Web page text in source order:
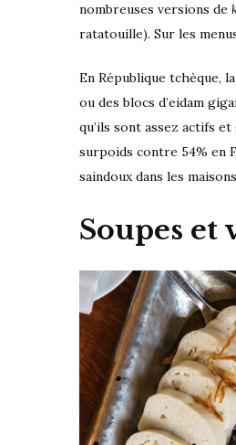
nombreuses versions de
ratatouille). Sur les
En République tchèque,
ou des blocs d’eidam
qu’ils sont assez actifs
surpoids contre 54% en
saindoux dans les
Soupes et